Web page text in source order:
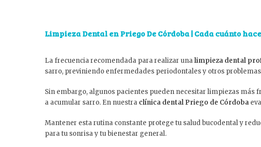
Limpieza Dental en Priego De Córdoba | Cada cuánto
La frecuencia recomendada para realizar unalimpieza dental
sarro, previniendo enfermedades periodontales y otros
Sin embargo, algunos pacientes pueden necesitar limpiezas más
a acumular sarro. En nuestra clínica dental Priego de Córdoba
Mantener esta rutina constante protege tu salud bucodental y
para tu sonrisa y tu bienestar general.